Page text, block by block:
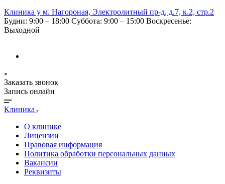
Клиника у м. Нагороная, Электролитный пр-д, д.7, к.2, стр.2
Будни: 9:00 – 18:00 Суббота: 9:00 – 15:00 Воскресенье:
Выходной
Заказать звонок
Запись онлайн
Клиника
О клинике
Лицензии
Правовая информация
Политика обработки персональных данных
Вакансии
Реквизиты